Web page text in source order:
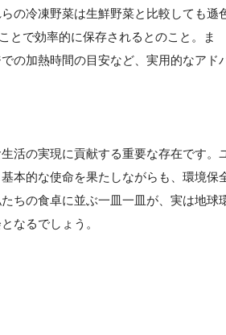
の冷凍野菜は生鮮野菜と比較しても遜
とで効率的に保存されるとのこと。ま
の加熱時間の目安など、実用的なアド
活の実現に貢献する重要な存在です。
本的な使命を果たしながらも、環境保
ちの食卓に並ぶ一皿一皿が、実は地球
なるでしょう。